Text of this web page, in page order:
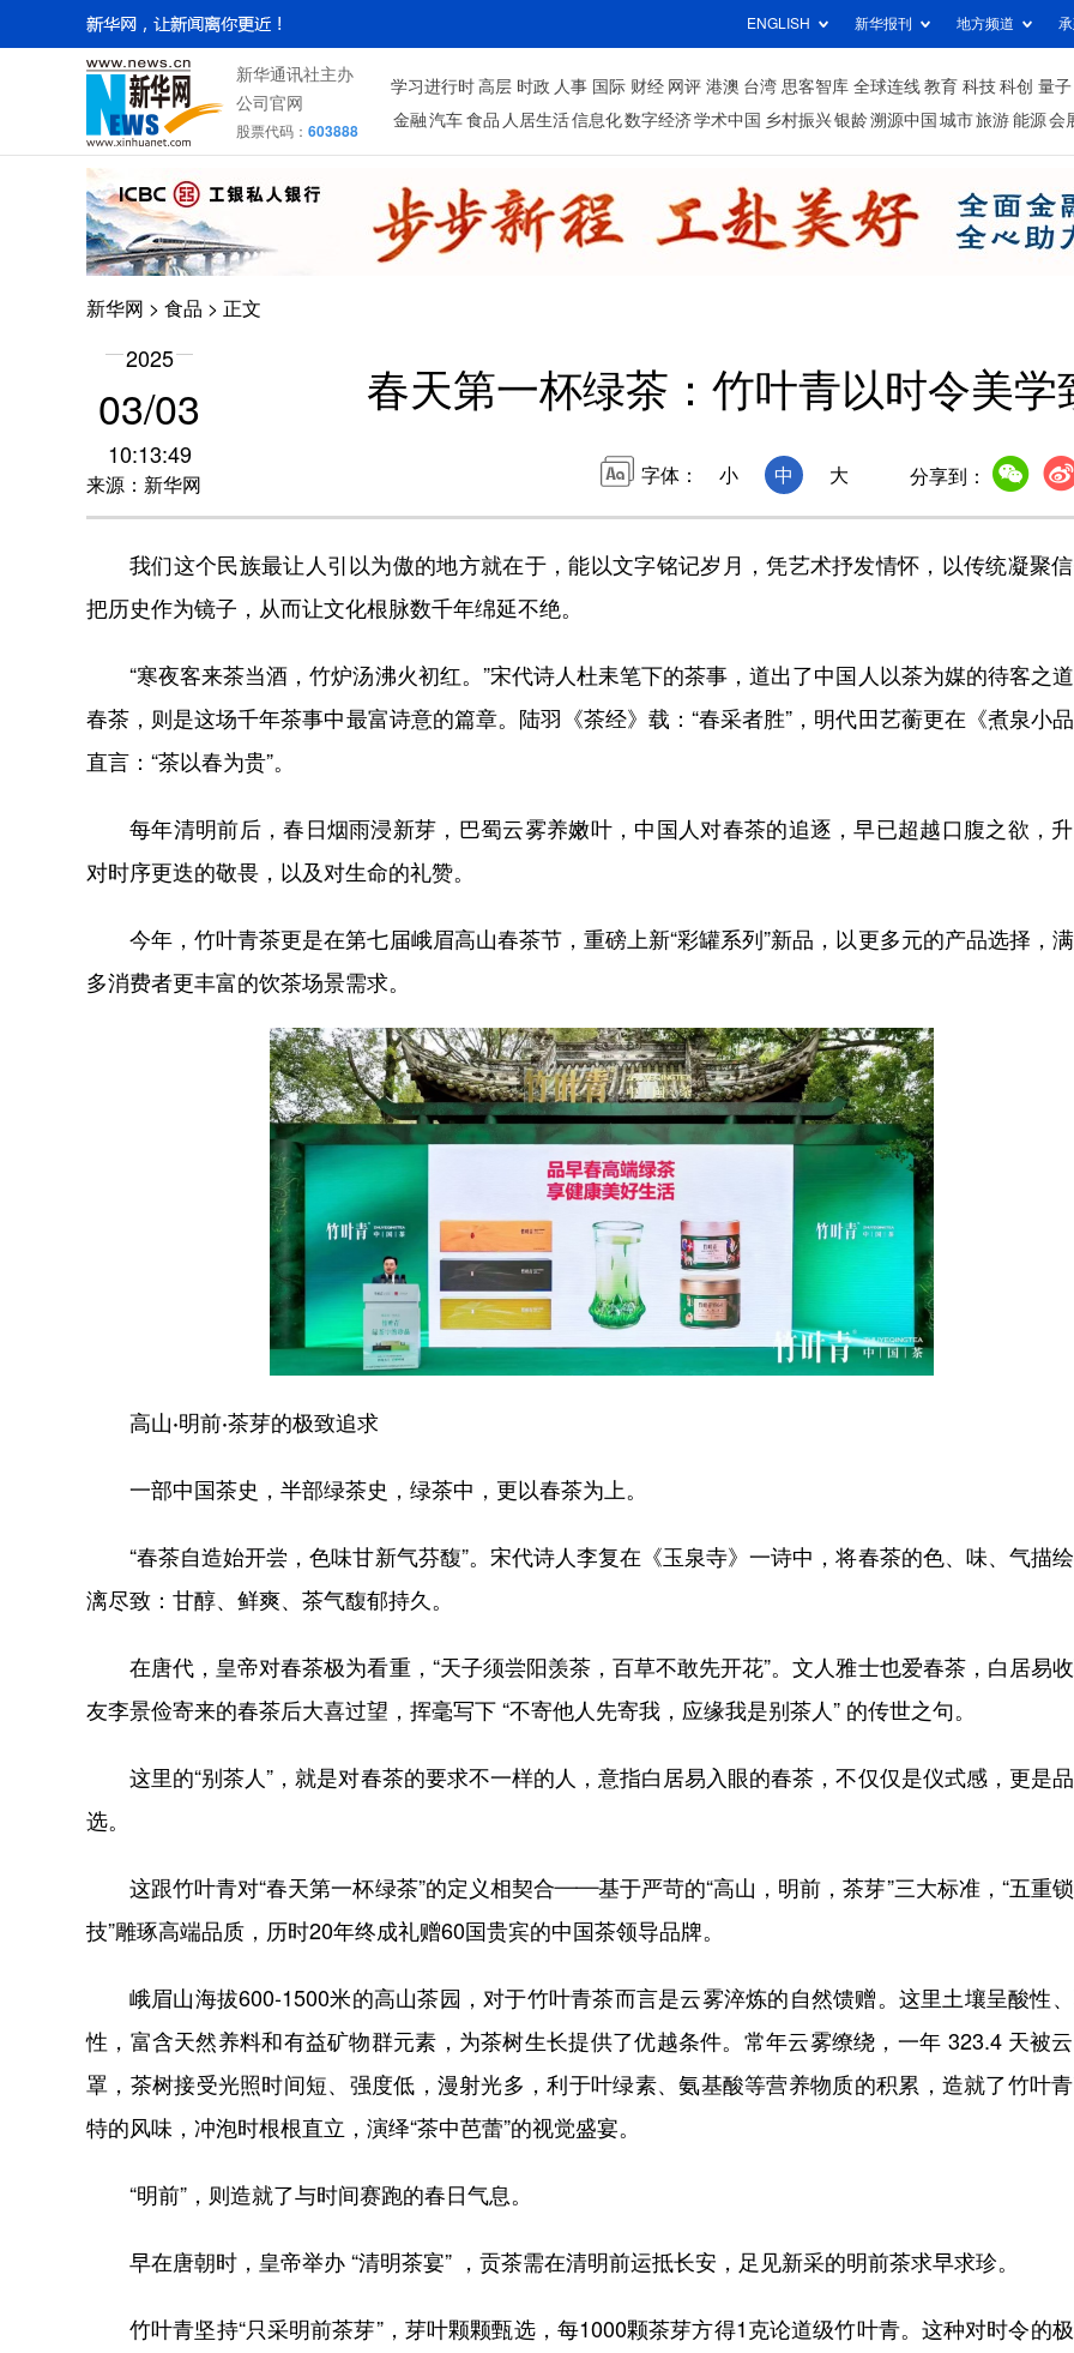
ENGLISH 新华报刊 地方频道
新华通讯社主办
公司官网
股票代码： 603888
学习进行时 高层 时政 人事 国际 财经 网评 港澳 台湾 思客智库 全球连线 教育 科技 科创 量子
金融 汽车 食品 人居生活信息化数字经济学术中国 乡村振兴银龄溯源中国 城市旅游 能源 会
新华网 > 食品 > 正文
2025
03/03
10:13:49
来源：新华网
春天第一杯绿茶：竹叶青以时令美学
字体： 小 中 大 分享到：
我们这个民族最让人引以为傲的地方就在于，能以文字铭记岁月，凭艺术抒发情怀，以传统凝聚信
把历史作为镜子，从而让文化根脉数千年绵延不绝。
“寒夜客来茶当酒，竹炉汤沸火初红。”宋代诗人杜耒笔下的茶事，道出了中国人以茶为媒的待客之
春茶，则是这场千年茶事中最富诗意的篇章。陆羽《茶经》载：“春采者胜”，明代田艺蘅更在《煮泉小
直言：“茶以春为贵”。
每年清明前后，春日烟雨浸新芽，巴蜀云雾养嫩叶，中国人对春茶的追逐，早已超越口腹之欲，
对时序更迭的敬畏，以及对生命的礼赞。
今年，竹叶青茶更是在第七届峨眉高山春茶节，重磅上新“彩罐系列”新品，以更多元的产品选择，
多消费者更丰富的饮茶场景需求。
高山·明前·茶芽的极致追求
一部中国茶史，半部绿茶史，绿茶中，更以春茶为上。
“春茶自造始开尝，色味甘新气芬馥”。宋代诗人李复在《玉泉寺》一诗中，将春茶的色、味、气描
漓尽致：甘醇、鲜爽、茶气馥郁持久。
在唐代，皇帝对春茶极为看重，“天子须尝阳羡茶，百草不敢先开花”。文人雅士也爱春茶，白居易
友李景俭寄来的春茶后大喜过望，挥毫写下 “不寄他人先寄我，应缘我是别茶人” 的传世之句。
这里的“别茶人”，就是对春茶的要求不一样的人，意指白居易入眼的春茶，不仅仅是仪式感，更是
选。
这跟竹叶青对“春天第一杯绿茶”的定义相契合——基于严苛的“高山，明前，茶芽”三大标准，“五重
技”雕琢高端品质，历时20年终成礼赠60国贵宾的中国茶领导品牌。
峨眉山海拔600-1500米的高山茶园，对于竹叶青茶而言是云雾淬炼的自然馈赠。这里土壤呈酸性
性，富含天然养料和有益矿物群元素，为茶树生长提供了优越条件。常年云雾缭绕，一年 323.4 天被
罩，茶树接受光照时间短、强度低，漫射光多，利于叶绿素、氨基酸等营养物质的积累，造就了竹叶
特的风味，冲泡时根根直立，演绎“茶中芭蕾”的视觉盛宴。
“明前”，则造就了与时间赛跑的春日气息。
早在唐朝时，皇帝举办 “清明茶宴” ，贡茶需在清明前运抵长安，足见新采的明前茶求早求珍。
竹叶青坚持“只采明前茶芽”，芽叶颗颗甄选，每1000颗茶芽方得1克论道级竹叶青。这种对时令的